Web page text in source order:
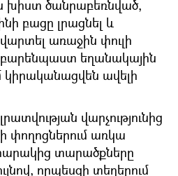
խիստ ծանրաբեռնված,
բացը լրացնել և
առաջին փուլի
բարենպաստ եղանակային
կիրականացվեն ավելի
վարչությունից
փողոցներում առկա
տարածքները
որպեսզի տեղերում